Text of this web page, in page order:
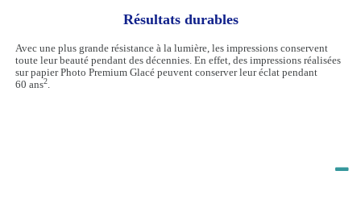
Résultats durables
Avec une plus grande résistance à la lumière, les impressions conservent
toute leur beauté pendant des décennies. En effet, des impressions réalisées
sur papier Photo Premium Glacé peuvent conserver leur éclat pendant
60 ans2.